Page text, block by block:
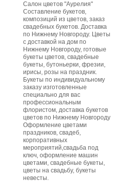
Салон цветов "Аурелия"
Составление букетов,
композиций из цветов, заказ
свадебных букетов. Доставка
по Нижнему Новгороду. Цветы
с доставкой на дом по
Нижнему Новгороду, готовые
букеты цветов, свадебные
букеты, бутоньерки, фрезии,
ирисы, розы на праздник.
Букеты по индивидуальному
заказу изготовленные
специально для вас
профессиональным
флористом, доставка букетов
цветов по Нижнему Новгороду
Оформление цветами
праздников, свадеб,
корпоративных
мероприятий,свадьба под
ключ, оформление машин
цветами, свадебные букеты,
цветы на свадьбу, букеты
невесты.